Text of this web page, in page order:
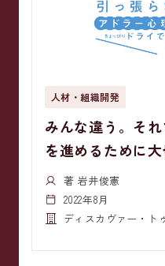
人材・組織開発
みんな違う。そ
を進めるために大
著 岩井俊憲
2022年8月
ディスカヴァー・ト